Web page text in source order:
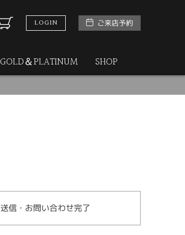
LOGIN ご来店予約
GOLD＆PLATINUM SHOP
送信・お問い合わせ完了